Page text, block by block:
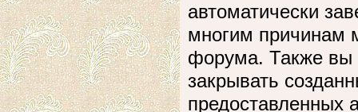
автоматически
многим причинам
форума. Также вы
закрывать
предоставленных